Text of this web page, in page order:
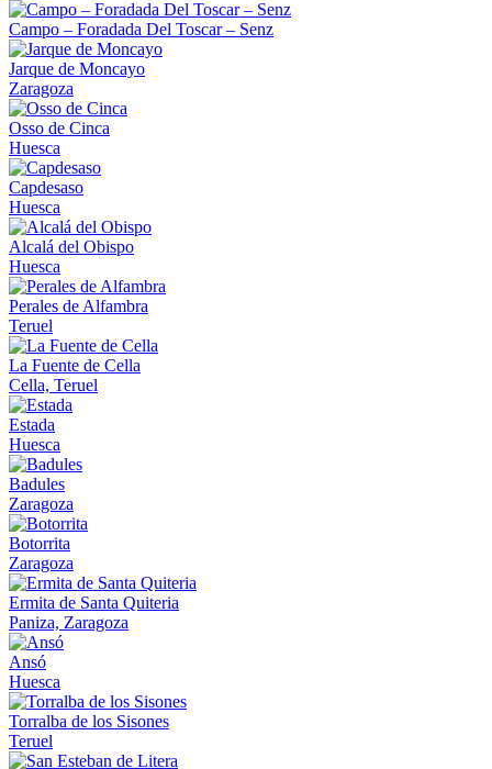
Campo – Foradada Del Toscar – Senz
Jarque de Moncayo
Zaragoza
Osso de Cinca
Huesca
Capdesaso
Huesca
Alcalá del Obispo
Huesca
Perales de Alfambra
Teruel
La Fuente de Cella
Cella, Teruel
Estada
Huesca
Badules
Zaragoza
Botorrita
Zaragoza
Ermita de Santa Quiteria
Paniza, Zaragoza
Ansó
Huesca
Torralba de los Sisones
Teruel